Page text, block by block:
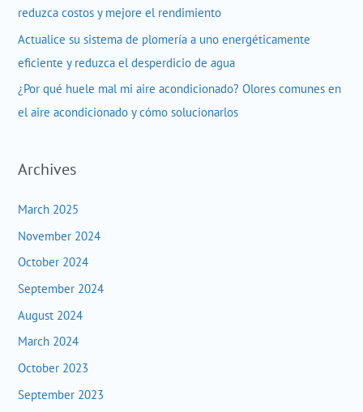
reduzca costos y mejore el rendimiento
Actualice su sistema de plomería a uno energéticamente
eficiente y reduzca el desperdicio de agua
¿Por qué huele mal mi aire acondicionado? Olores comunes en
el aire acondicionado y cómo solucionarlos
Archives
March 2025
November 2024
October 2024
September 2024
August 2024
March 2024
October 2023
September 2023